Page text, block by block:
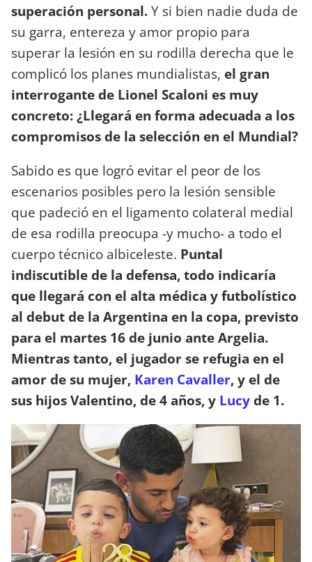
superación personal.Y si bien nadie duda de
su garra, entereza y amor propio para
superar la lesión en su rodilla derecha que le
complicó los planes mundialistas, el gran
interrogante de Lionel Scaloni es muy
concreto: ¿Llegará en forma adecuada a los
compromisos de la selección en el Mundial?
Sabido es que logró evitar el peor de los
escenarios posibles pero la lesión sensible
que padeció en el ligamento colateral medial
de esa rodilla preocupa -y mucho- a todo el
cuerpo técnico albiceleste. Puntal
indiscutible de la defensa, todo indicaría
que llegará con el alta médica y futbolístico
al debut de la Argentina en la copa, previsto
para el martes 16 de junio ante Argelia.
Mientras tanto, el jugador se refugia en el
amor de su mujer, Karen Cavaller, y el de
sus hijos Valentino, de 4 años, y Lucyde 1.